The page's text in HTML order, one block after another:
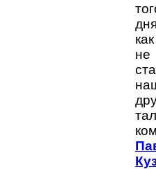
как
не